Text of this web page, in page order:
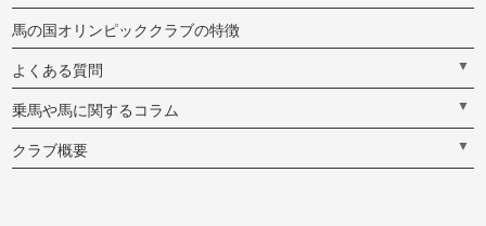
馬の国オリンピッククラブの特徴
よくある質問 ▼
乗馬や馬に関するコラム ▼
クラブ概要 ▼